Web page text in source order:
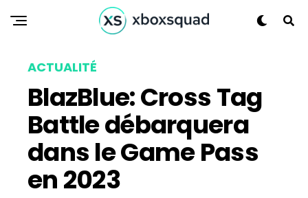
ACTUALITÉ
BlazBlue: Cross Tag
Battle débarquera
dans le Game Pass
en 2023